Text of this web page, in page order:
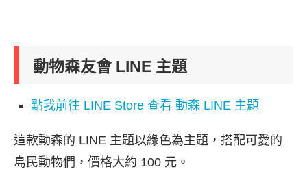
動物森友會 LINE 主題
點我前往 LINE Store 查看 動森 LINE 主題
這款動森的 LINE 主題以綠色為主題，搭配可愛的
島民動物們，價格大約 100 元。